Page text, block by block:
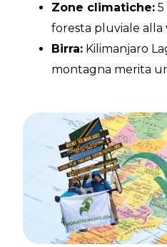
Zone climatiche: 5
foresta pluviale alla
Birra: Kilimanjaro
montagna merita